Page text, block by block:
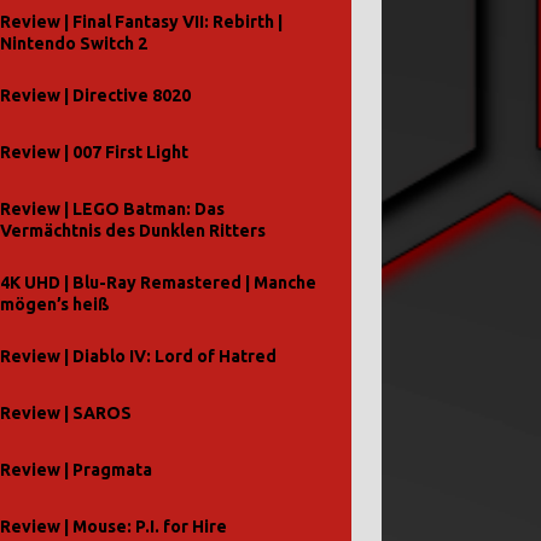
Review | Final Fantasy VII: Rebirth |
Nintendo Switch 2
Review | Directive 8020
Review | 007 First Light
Review | LEGO Batman: Das
Vermächtnis des Dunklen Ritters
4K UHD | Blu-Ray Remastered | Manche
mögen’s heiß
Review | Diablo IV: Lord of Hatred
Review | SAROS
Review | Pragmata
Review | Mouse: P.I. for Hire